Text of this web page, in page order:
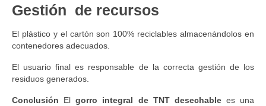
Gestión de recursos
El plástico y el cartón son 100% reciclables almacenándolos en
contenedores adecuados.
El usuario final es responsable de la correcta gestión de los
residuos generados.
Conclusión Elgorro integral de TNT desechablees una